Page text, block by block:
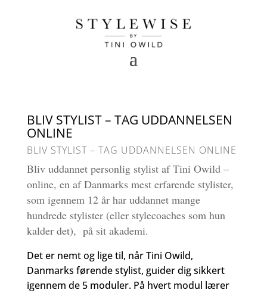
BLIV STYLIST – TAG UDDANNELSEN
ONLINE
BLIV STYLIST – TAG UDDANNELSEN ONLINE
Bliv uddannet personlig stylist af Tini Owild –
online, en af Danmarks mest erfarende stylister,
som igennem 12 år har uddannet mange
hundrede stylister (eller stylecoaches som hun
kalder det), på sit akademi.
Det er nemt og lige til, når Tini Owild,
Danmarks førende stylist, guider dig sikkert
igennem de 5 moduler. På hvert modul lærer